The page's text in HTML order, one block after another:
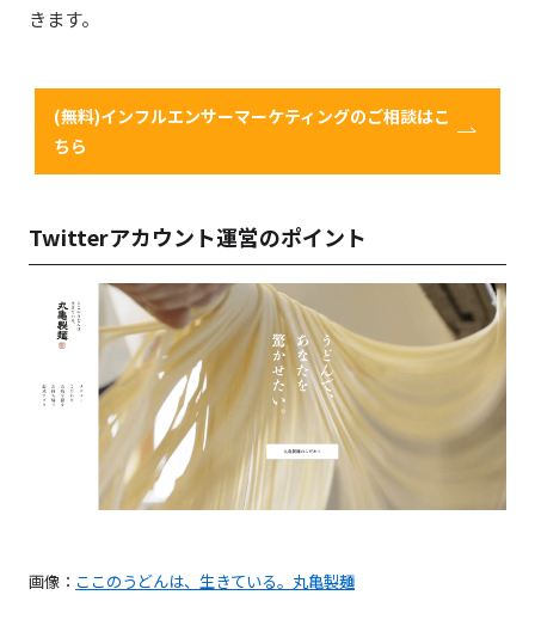
きます。
(無料)インフルエンサーマーケティングのご相談はこ
ちら
Twitterアカウント運営のポイント
画像： ここのうどんは、生きている。丸亀製麺